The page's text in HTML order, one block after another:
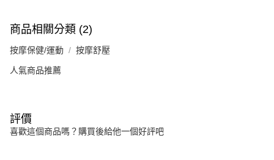
商品相關分類 (2)
按摩保健/運動 按摩舒壓
人氣商品推薦
評價
喜歡這個商品嗎？購買後給他一個好評吧